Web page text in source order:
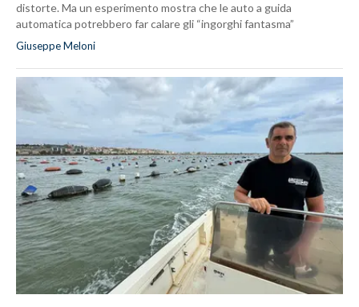
distorte. Ma un esperimento mostra che le auto a guida
automatica potrebbero far calare gli “ingorghi fantasma”
Giuseppe Meloni